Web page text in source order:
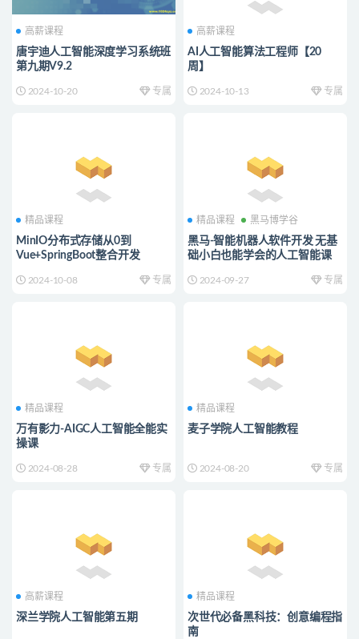
高薪课程
唐宇迪人工智能深度学习系统班
第九期V9.2
2024-10-20 专属
高薪课程
AI人工智能算法工程师【20
周】
2024-10-13 专属
精品课程
MinIO分布式存储从0到
Vue+SpringBoot整合开发
2024-10-08 专属
精品课程 黑马博学谷
黑马-智能机器人软件开发 无基
础小白也能学会的人工智能课
2024-09-27 专属
精品课程
万有影力-AIGC人工智能全能实
操课
2024-08-28 专属
精品课程
麦子学院人工智能教程
2024-08-20 专属
高薪课程
深兰学院人工智能第五期
精品课程
次世代必备黑科技：创意编程指
南